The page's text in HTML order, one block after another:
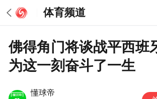
体育频道
佛得角门将谈战平西班
为这一刻奋斗了一生
懂球帝